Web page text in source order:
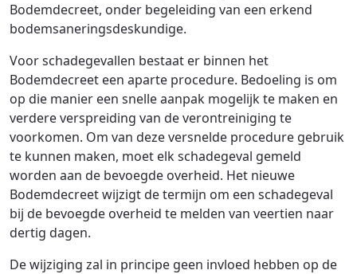
Bodemdecreet, onder begeleiding van een erkend
bodemsaneringsdeskundige.
Voor schadegevallen bestaat er binnen het
Bodemdecreet een aparte procedure. Bedoeling is om
op die manier een snelle aanpak mogelijk te maken en
verdere verspreiding van de verontreiniging te
voorkomen. Om van deze versnelde procedure gebruik
te kunnen maken, moet elk schadegeval gemeld
worden aan de bevoegde overheid. Het nieuwe
Bodemdecreet wijzigt de termijn om een schadegeval
bij de bevoegde overheid te melden van veertien naar
dertig dagen.
De wijziging zal in principe geen invloed hebben op de